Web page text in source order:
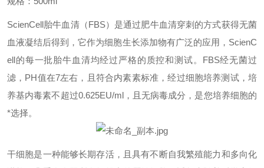
ScienCell胎牛血清（FBS）是通过肥牛血清穿刺的方式获得无菌
血液凝结后得到，它作为细胞生长添加物有广泛的应用，ScienC
ell的每一批胎牛血清均经过严格的质控和测试。FBS经无菌过
滤，PH值在7左右，且符合内素素标准，经过细胞培养测试，培
养基内毒素不超过0.625EU/ml，且无病毒成分，是您培养细胞的
*选择。
干细胞是一种能够长期存活，且具有不断自我繁殖能力和多向化